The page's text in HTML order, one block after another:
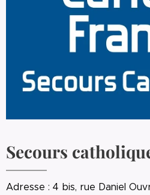
Secours
Adresse : 4 bis, rue Daniel